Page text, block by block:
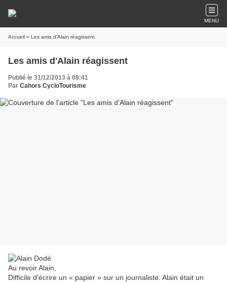
MENU
Accueil » Les amis d'Alain réagissent
Les amis d'Alain réagissent
Publié le 31/12/2013 à 08:41
Par Cahors CycloTourisme
Au revoir Alain,
Difficile d’écrire un « papier » sur un journaliste. Alain était un